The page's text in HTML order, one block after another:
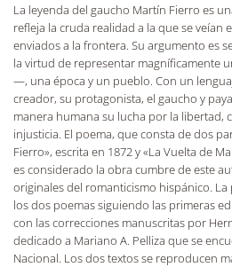
La leyenda del gaucho Martín Fierro es
refleja la cruda realidad a la que se veían
enviados a la frontera. Su argumento es
la virtud de representar magníficamente
—, una época y un pueblo. Con un
creador, su protagonista, el gaucho y
manera humana su lucha por la libertad,
injusticia. El poema, que consta de dos
Fierro», escrita en 1872 y «La Vuelta de
es considerado la obra cumbre de este
originales del romanticismo hispánico.
los dos poemas siguiendo las primeras
con las correcciones manuscritas por
dedicado a Mariano A. Pelliza que se
Nacional. Los dos textos se reproducen